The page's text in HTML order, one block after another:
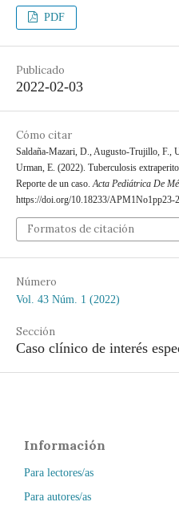
PDF
Publicado
2022-02-03
Cómo citar
Saldaña-Mazari, D., Augusto-Trujillo, F.,
Urman, E. (2022). Tuberculosis
Reporte de un caso.Acta Pediátrica De
https://doi.org/10.18233/APM1No1pp23-
Formatos de citación
Número
Vol. 43 Núm. 1 (2022)
Sección
Caso clínico de interés
Información
Para lectores/as
Para autores/as